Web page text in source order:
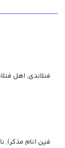
فنلاندی, اهل
فین (نام مذکر),